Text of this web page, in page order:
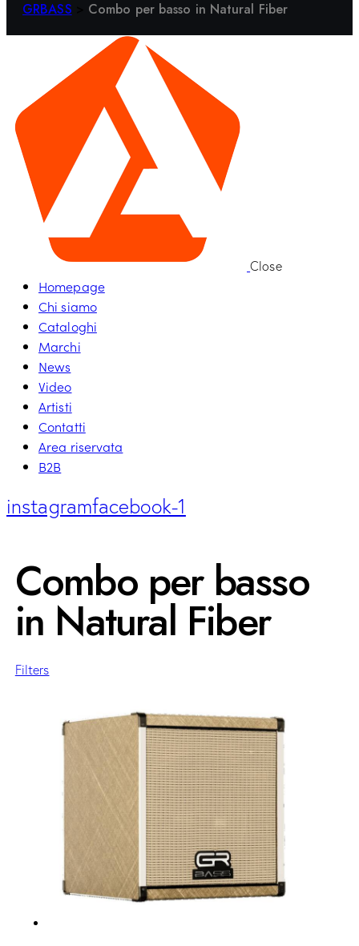
GRBASS Combo per basso in Natural Fiber
Close
Homepage
Chi siamo
Cataloghi
Marchi
News
Video
Artisti
Contatti
Area riservata
B2B
instagramfacebook-1
Combo per basso
in Natural Fiber
Filters